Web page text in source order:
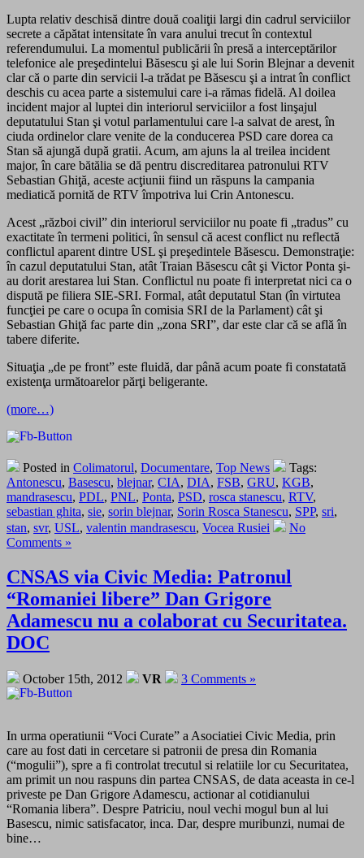
Lupta relativ deschisă dintre două coaliţii largi din cadrul serviciilor
secrete a căpătat intensitate în vara anului trecut în contextul
referendumului. La momentul publicării în presă a interceptărilor
telefonice ale preşedintelui Băsescu şi ale lui Sorin Blejnar a devenit
clar că o parte din servicii l-a trădat pe Băsescu şi a intrat în conflict
deschis cu acea parte a sistemului care i-a rămas fidelă. Al doilea
incident major al luptei din interiorul serviciilor a fost linşajul
deputatului Stan şi votul parlamentului care l-a salvat de arest, în
ciuda ordinelor clare venite de la conducerea PSD care dorea ca
Stan să ajungă după gratii. Acum, am ajuns la al treilea incident
major, în care bătălia se dă pentru discreditarea patronului RTV
Sebastian Ghiţă, aceste acţiunii fiind un răspuns la campania
mediatică pornită de RTV împotriva lui Crin Antonescu.
Acest „război civil” din interiorul serviciilor nu poate fi „tradus” cu
exactitate în termeni politici, în sensul că acest conflict nu reflectă
conflictul aparent dintre USL şi preşedintele Băsescu. Demonstraţie:
în cazul deputatului Stan, atât Traian Băsescu cât şi Victor Ponta şi-
au dorit arestarea lui Stan. Conflictul nu poate fi interpretat nici ca o
dispută pe filiera SIE-SRI. Formal, atât deputatul Stan (în virtutea
funcţiei pe care o ocupa în comisia SRI de la Parlament) cât şi
Sebastian Ghiţă fac parte din „zona SRI”, dar este clar că se află în
tabere diferite.
Situaţia „de pe front” este fluidă, dar până acum poate fi constatată
existenţa următoarelor părţi beligerante.
(more…)
Posted in Colimatorul, Documentare, Top News
Tags:
Antonescu, Basescu, blejnar, CIA, DIA, FSB, GRU, KGB,
mandrasescu, PDL, PNL, Ponta, PSD, rosca stanescu, RTV,
sebastian ghita, sie, sorin blejnar, Sorin Rosca Stanescu, SPP, sri,
stan, svr, USL, valentin mandrasescu, Vocea Rusiei
No
Comments »
CNSAS via Civic Media: Patronul
“Romaniei libere” Dan Grigore
Adamescu nu a colaborat cu Securitatea.
DOC
October 15th, 2012 VR 3 Comments »
In urma operatiunii “Voci Curate” a Asociatiei Civic Media, prin
care au fost dati in cercetare si patronii de presa din Romania
(“mogulii”), spre a fi controlat trecutul si relatiile lor cu Securitatea,
am primit un nou raspuns din partea CNSAS, de data aceasta in ce-l
priveste pe Dan Grigore Adamescu, actionar al cotidianului
“Romania libera”. Despre Patriciu, noul vechi mogul bun al lui
Basescu, nimic satisfacator, inca. Dar, despre muribunzi, numai de
bine…